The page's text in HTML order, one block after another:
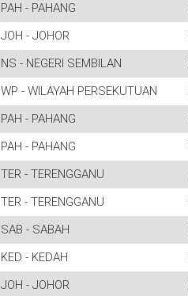
PAH - PAHANG
JOH - JOHOR
NS - NEGERI SEMBILAN
WP - WILAYAH PERSEKUTUAN
PAH - PAHANG
PAH - PAHANG
TER - TERENGGANU
TER - TERENGGANU
SAB - SABAH
KED - KEDAH
JOH - JOHOR